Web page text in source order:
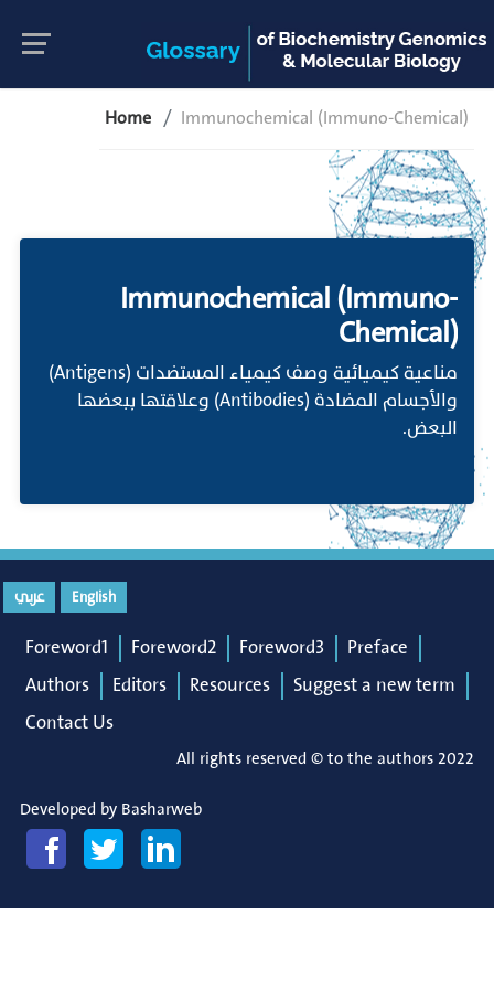
Home Immunochemical (Immuno-Chemical)
Immunochemical (Immuno-
Chemical)
مناعية كيميائية وصف كيمياء المستضدات (Antigens)
والأجسام المضادة (Antibodies) وعلاقتها ببعضها
البعض.
English عربي
Foreword1 Foreword2 Foreword3
Preface
Authors
Editors Resources
Suggest a new term
Contact Us
All rights reserved © to the authors 2022
Developed by Basharweb